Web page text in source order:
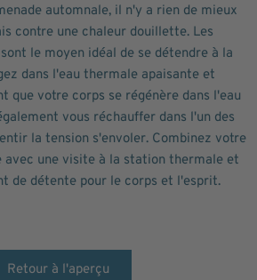
automnale, il n'y a rien de mieux
contre une chaleur douillette. Les
le moyen idéal de se détendre à la
dans l'eau thermale apaisante et
que votre corps se régénère dans l'eau
vous réchauffer dans l'un des
la tension s'envoler. Combinez votre
avec une visite à la station thermale et
de détente pour le corps et l'esprit.
Retour à l'aperçu